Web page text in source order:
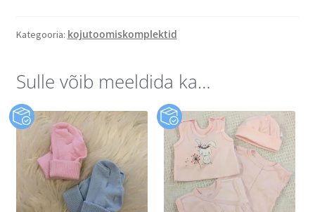
Kategooria: kojutoomiskomplektid
Sulle võib meeldida ka…